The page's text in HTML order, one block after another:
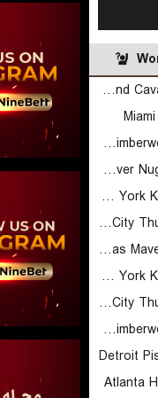
Cleveland Cavaliers (Cyber)
Minnesota Timberwolves (Cyber)
Denver Nuggets (Cyber)
New York Knicks (Cyber)
Oklahoma City Thunder (Cyber)
Dallas Mavericks (Cyber)
New York Knicks (Cyber)
Oklahoma City Thunder (Cyber)
Minnesota Timberwolves (Cyber)
Detroit
Atlanta